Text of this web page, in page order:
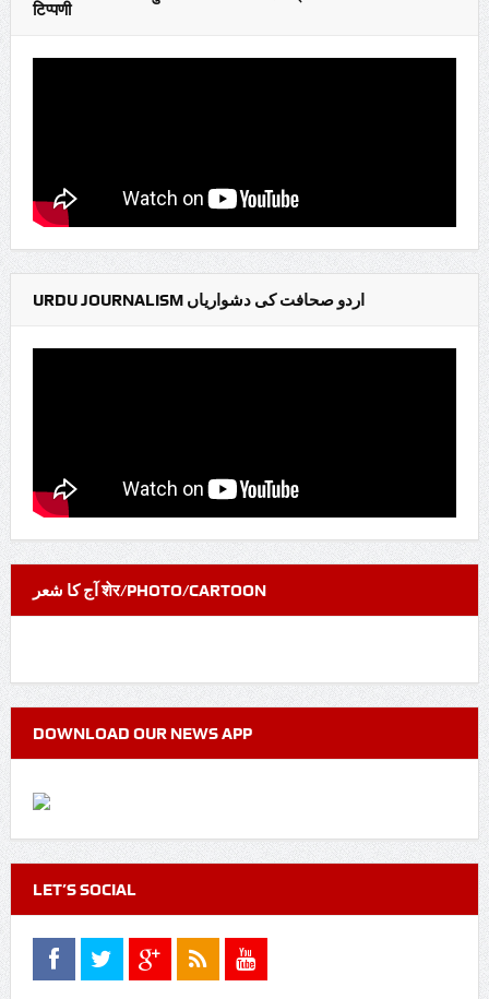
टिप्पणी
URDU JOURNALISM اردو صحافت کی دشواریاں
آج کا شعر शेर/PHOTO/CARTOON
DOWNLOAD OUR NEWS APP
LET’S SOCIAL